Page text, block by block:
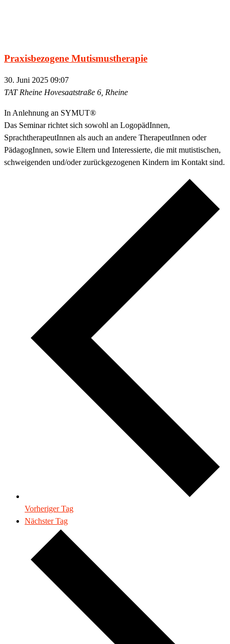
Praxisbezogene Mutismustherapie
30. Juni 2025 09:07
TAT Rheine Hovesaatstraße 6, Rheine
In Anlehnung an SYMUT®
Das Seminar richtet sich sowohl an LogopädInnen,
SprachtherapeutInnen als auch an andere TherapeutInnen oder
PädagogInnen, sowie Eltern und Interessierte, die mit mutistischen,
schweigenden und/oder zurückgezogenen Kindern im Kontakt sind.
Vorheriger Tag
Nächster Tag